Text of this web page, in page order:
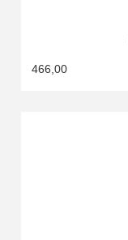
466,00